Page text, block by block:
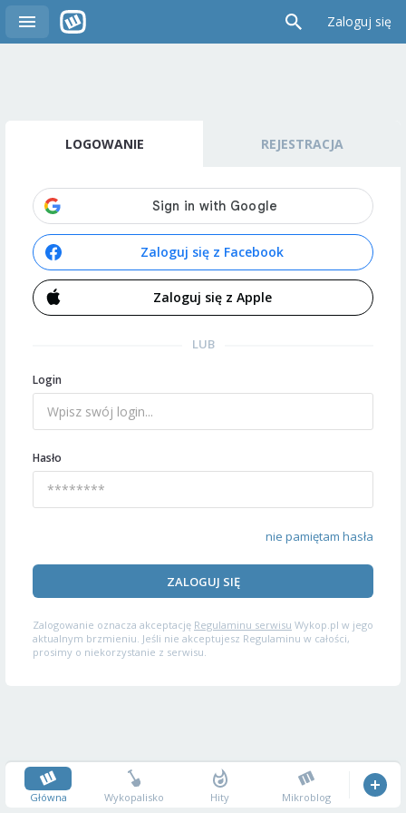
Zaloguj się
LOGOWANIE REJESTRACJA
Zaloguj się z Facebook
Zaloguj się z Apple
LUB
Login
Hasło
nie pamiętam hasła
ZALOGUJ SIĘ
Zalogowanie oznacza akceptację Regulaminu serwisu Wykop.pl w jego
aktualnym brzmieniu. Jeśli nie akceptujesz Regulaminu w całości,
prosimy o niekorzystanie z serwisu.
Główna Wykopalisko Hity Mikroblog